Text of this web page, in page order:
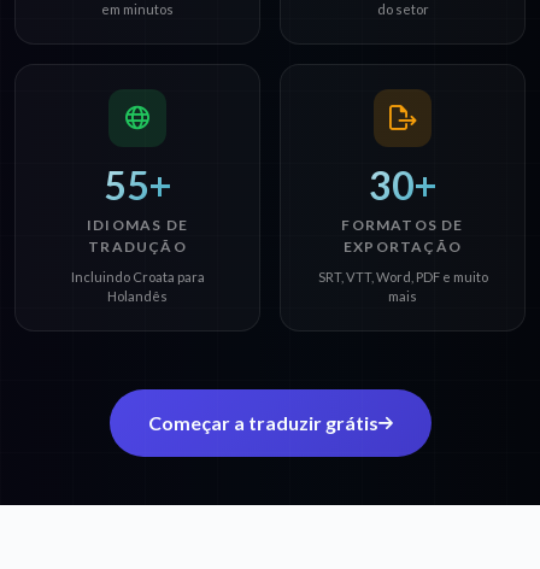
em minutos
do setor
55+
IDIOMAS DE
TRADUÇÃO
Incluindo Croata para
Holandês
30+
FORMATOS DE
EXPORTAÇÃO
SRT, VTT, Word, PDF e muito
mais
Começar a traduzir grátis